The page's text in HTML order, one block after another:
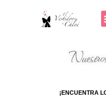
¡ENCUENTRA